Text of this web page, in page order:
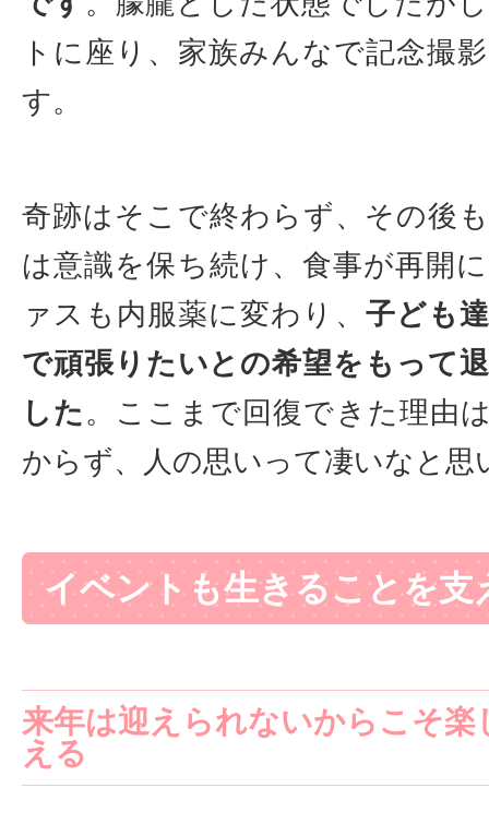
トに座り、家族みんなで記念撮
す。
奇跡はそこで終わらず、その後
は意識を保ち続け、食事が再開
ァスも内服薬に変わり、 子ども
で頑張りたいとの希望をもって
した 。ここまで回復できた理由
からず、人の思いって凄いなと思
イベントも生きることを支
来年は迎えられないからこそ楽
える